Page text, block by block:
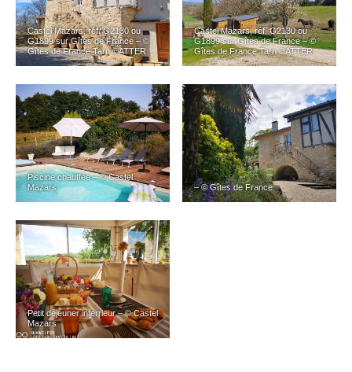
Castel Mazars, réf. G2130 ou
G1899 sur Gîtes de France – ©
Gîtes de France Tarn ©ATTER
Castel Mazars, réf. G2130 ou
G1899 sur Gîtes de France – ©
Gîtes de France Tarn ©ATTER
Piscine chauffée – © Castel
Mazars
– © Gîtes de France
Petit déjeuner interrieur – © Castel
Mazars